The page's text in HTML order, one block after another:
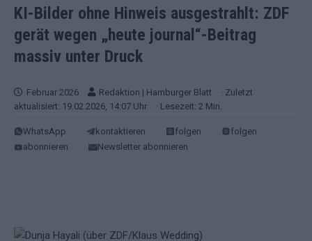
KI-Bilder ohne Hinweis ausgestrahlt: ZDF
gerät wegen „heute journal“-Beitrag
massiv unter Druck
Februar 2026 Redaktion | Hamburger Blatt
· Zuletzt
aktualisiert: 19.02.2026, 14:07 Uhr
· Lesezeit: 2 Min.
WhatsApp kontaktieren folgen
folgen
abonnieren
Newsletter abonnieren